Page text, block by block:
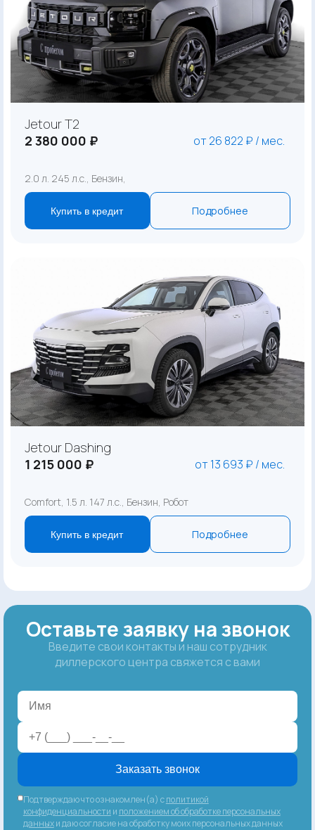
Jetour T2
2 380 000 ₽
от 26 822 ₽ / мес.
2.0 л. 245 л.с., Бензин,
Купить в кредит Подробнее
Jetour Dashing
1 215 000 ₽
от 13 693 ₽ / мес.
Comfort, 1.5 л. 147 л.с., Бензин, Робот
Купить в кредит Подробнее
Оставьте заявку на звонок
Введите свои контакты и наш сотрудник
диллерского центра свяжется с вами
Заказать звонок
Подтверждаю что ознакомлен(а) сполитикой
конфиденциальности и положением об обработке персональных
данныхи даю согласие на обработку моих персональных данных